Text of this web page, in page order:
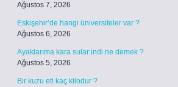
Ağustos 7, 2026
Eskişehir’de hangi üniversiteler var ?
Ağustos 6, 2026
Ayaklarıma kara sular indi ne demek ?
Ağustos 5, 2026
Bir kuzu eti kaç kilodur ?